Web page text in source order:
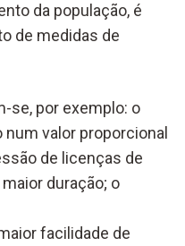
da população, é
de medidas de
se, por exemplo: o
valor proporcional
de licenças de
duração; o
facilidade de